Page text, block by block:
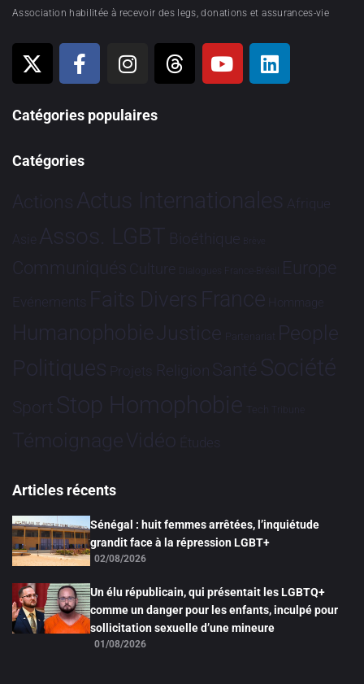
Association habilitée à recevoir des legs, donations et assurances-vie
Catégories populaires
Catégories
Actions Actus Internationales Afrique
Asie Assos. LGBT Bioéthique Brève
Communiqués Culture Dialogues France-Brésil Europe
Evénements Faits Divers France Hommage
HumanophobieJustice Partenariat People
Politiques Projets Religion Santé Société
Sport Stop Homophobie Tech Tribune
TémoignageVidéo Études
Articles récents
Sénégal : huit femmes arrêtées, l’inquiétude
grandit face à la répression LGBT+
02/08/2026
Un élu républicain, qui présentait les LGBTQ+
comme un danger pour les enfants, inculpé pour
sollicitation sexuelle d’une mineure
01/08/2026